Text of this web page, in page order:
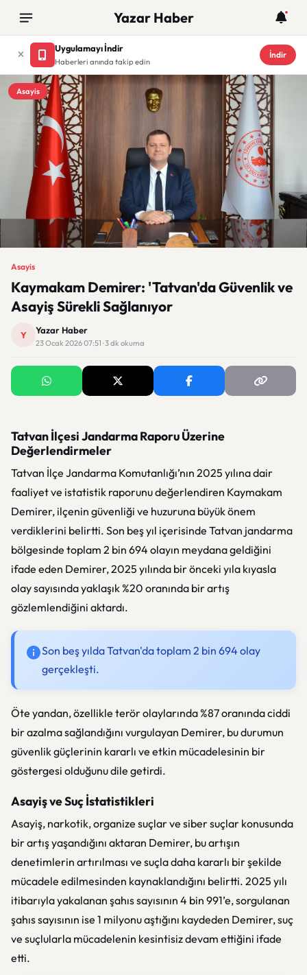
Yazar Haber
Uygulamayı İndir
Haberleri anında takip edin
İndir
Asayis
Asayis
Kaymakam Demirer: 'Tatvan'da Güvenlik ve
Asayiş Sürekli Sağlanıyor
Y Yazar Haber
23 Ocak 2026 07:51 · 3 dk okuma
Tatvan İlçesi Jandarma Raporu Üzerine
Değerlendirmeler
Tatvan İlçe Jandarma Komutanlığı’nın 2025 yılına dair
faaliyet ve istatistik raporunu değerlendiren Kaymakam
Demirer, ilçenin güvenliği ve huzuruna büyük önem
verdiklerini belirtti. Son beş yıl içerisinde Tatvan jandarma
bölgesinde toplam 2 bin 694 olayın meydana geldiğini
ifade eden Demirer, 2025 yılında bir önceki yıla kıyasla
olay sayısında yaklaşık %20 oranında bir artış
gözlemlendiğini aktardı.
Son beş yılda Tatvan'da toplam 2 bin 694 olay
gerçekleşti.
Öte yandan, özellikle terör olaylarında %87 oranında ciddi
bir azalma sağlandığını vurgulayan Demirer, bu durumun
güvenlik güçlerinin kararlı ve etkin mücadelesinin bir
göstergesi olduğunu dile getirdi.
Asayiş ve Suç İstatistikleri
Asayiş, narkotik, organize suçlar ve siber suçlar konusunda
bir artış yaşandığını aktaran Demirer, bu artışın
denetimlerin artırılması ve suçla daha kararlı bir şekilde
mücadele edilmesinden kaynaklandığını belirtti. 2025 yılı
itibarıyla yakalanan şahıs sayısının 4 bin 991’e, sorgulanan
şahıs sayısının ise 1 milyonu aştığını kaydeden Demirer, suç
ve suçlularla mücadelenin kesintisiz devam ettiğini ifade
etti.